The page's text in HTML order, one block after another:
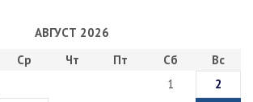
АВГУСТ 2026
Ср Чт Пт Сб
Вс
1
2